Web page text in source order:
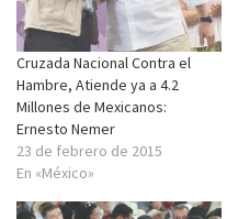
Cruzada Nacional Contra el
Hambre, Atiende ya a 4.2
Millones de Mexicanos:
Ernesto Nemer
23 de febrero de 2015
En «México»